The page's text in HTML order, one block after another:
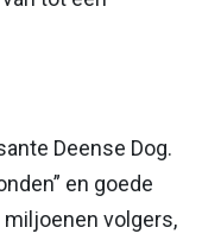
Deense Dog.
en goede
volgers,